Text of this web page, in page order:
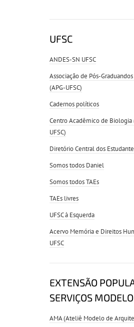
UFSC
ANDES-SN UFSC
Associação de Pós-Graduandos
(APG-UFSC)
Cadernos políticos
Centro Acadêmico de Biologia
UFSC)
Diretório Central dos
Somos todos Daniel
Somos todos TAEs
TAEs livres
UFSC à Esquerda
Acervo Memória e Direitos
UFSC
EXTENSÃO
SERVIÇOS MODELO
AMA (Ateliê Modelo de